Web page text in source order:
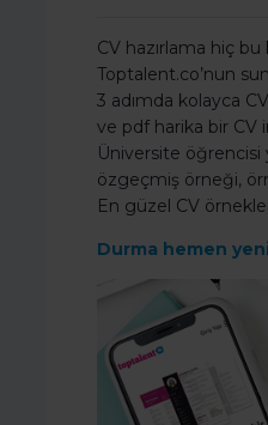
CV hazırlama hiç bu
Toptalent.co’nun
3 adımda kolayca
ve pdf harika bir CV
Üniversite öğrencisi
özgeçmiş örneği,
En güzel CV
Durma hemen